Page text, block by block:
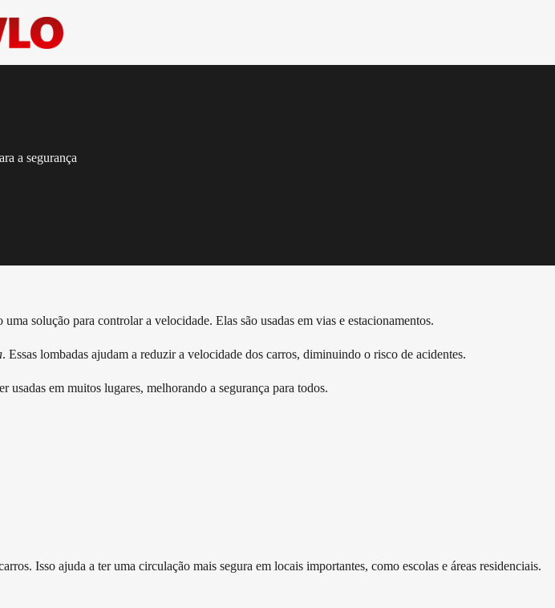
a segurança
solução para controlar a velocidade. Elas são usadas em vias e estacionamentos.
. Essas lombadas ajudam a reduzir a velocidade dos carros, diminuindo o risco de acidentes.
usadas em muitos lugares, melhorando a segurança para todos.
Isso ajuda a ter uma circulação mais segura em locais importantes, como escolas e áreas residenciais.